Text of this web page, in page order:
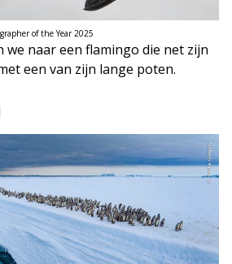
of the Year 2025
we naar een flamingo die net zijn
een van zijn lange poten.